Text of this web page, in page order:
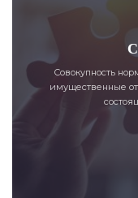
Совокупность
имущественные